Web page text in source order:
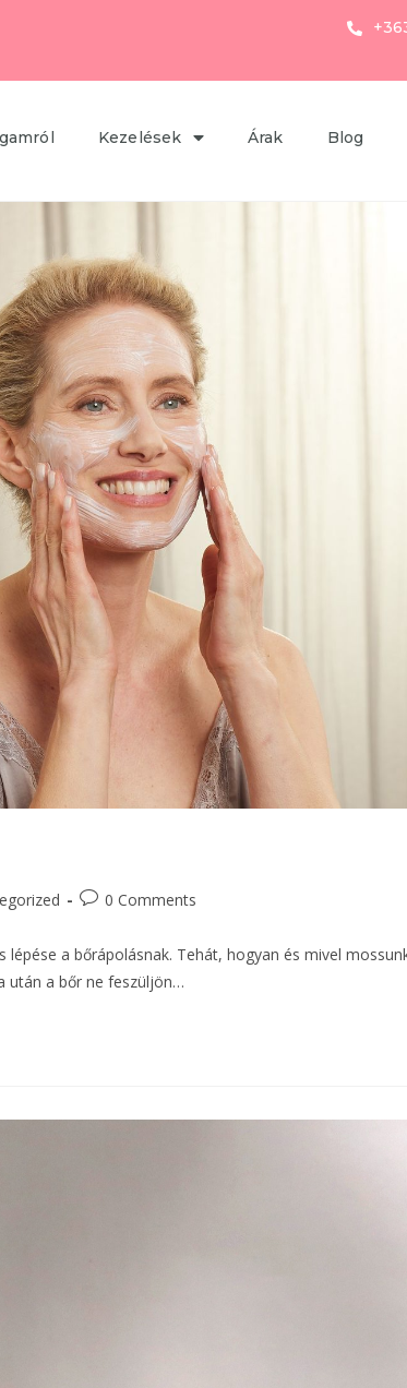
Kezelések Árak Blog
0 Comments
a bőrápolásnak. Tehát, hogyan és mivel
után a bőr ne feszüljön…